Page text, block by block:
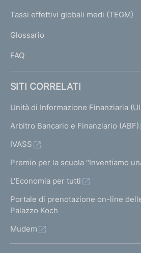
I
I
Tassi effettivi globali medi (TEGM)
Glossario
FAQ
SITI CORRELATI
Unità di Informazione Finanziaria
Arbitro Bancario e Finanziario (ABF)
IVASS
Premio per la scuola "Inventiamo
L'Economia per tutti
Portale di prenotazione on-line
Palazzo Koch
Mudem